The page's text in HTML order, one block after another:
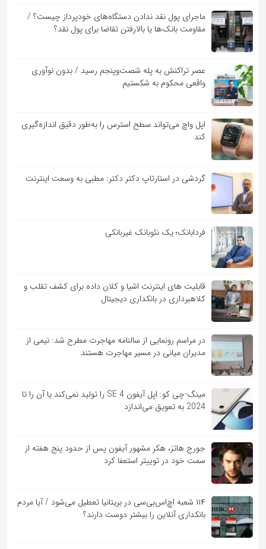
ماجرای پول نقد ندادن دستگاه‌های خودپرداز چیست؟ /
مقاومت بانک‌ها یا بالارفتن تقاضا برای پول نقد؟
عصر تراکنش به پله شصت‌وپنجم رسید / بدون نوآوری
واقعی محکوم به شکستیم
اپل واچ می‌تواند سطح استرس را به‌طور دقیق اندازه‌گیری
کند
گردشی در استارتاپ دکتر دکتر: مطبی به وسعت اینترنت
فردابانک؛ یک نئوبانک غیربانکی
قابلیت ‏های اینترنت اشیا و کلان‏ داده برای کشف تقلب و
کلاهبرداری در بانکداری دیجیتال
در مراسم رونمایی از سالنامه مهاجرت مطرح شد: نیمی از
مدیران میانی در مسیر مهاجرت هستند
مینگ-چی کو: اپل آیفون SE 4 را تولید نمی‌کند یا آن را تا
2024 به تعویق می‌اندازد
جورج هاتز، هکر مشهور آیفون پس از حدود پنج هفته از
سمت خود در توییتر استعفا کرد
۱۱۴ شعبه اچ‌اس‌بی‌سی در بریتانیا تعطیل می‌شود / آیا مردم
بانکداری آنلاین را بیشتر دوست دارند؟